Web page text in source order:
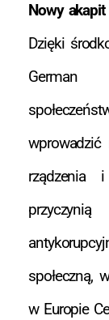
Nowy akapit
Dzięki
German
wprowadzić
rządzenia
społeczną,
w Europie